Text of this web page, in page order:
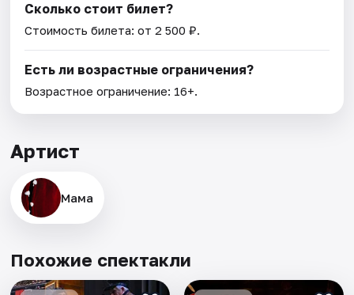
Сколько стоит билет?
Стоимость билета: от 2 500 ₽.
Есть ли возрастные ограничения?
Возрастное ограничение: 16+.
Артист
Мама
Похожие спектакли